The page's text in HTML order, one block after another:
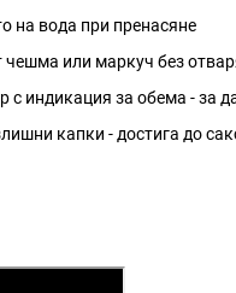
на вода при пренасяне
или маркуч без
индикация за обема - за
капки - достига до